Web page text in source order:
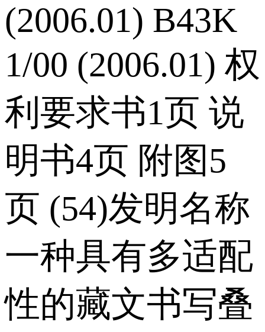
(2006.01) B43K
1/00 (2006.01) 权
利要求书1页 说
明书4页 附图5
页 (54)发明名称
一种具有多适配
性的藏文书写叠